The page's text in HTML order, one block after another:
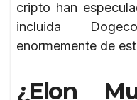
cripto han
incluida
enormemente de
¿Elon